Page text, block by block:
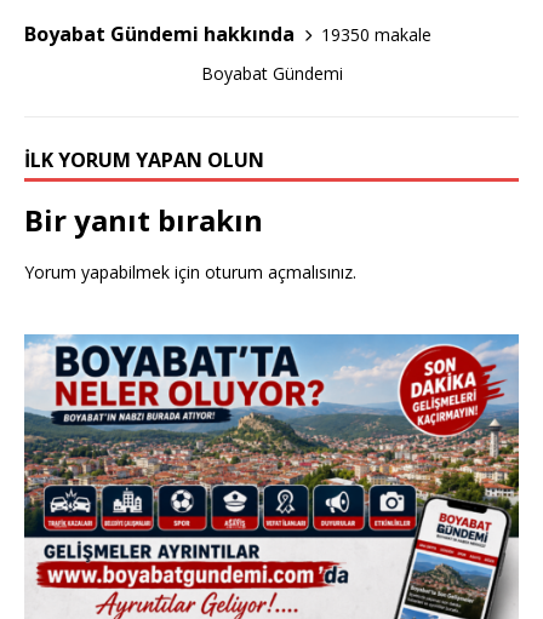
o
Boyabat Gündemi hakkında
19350 makale
Boyabat Gündemi
İLK YORUM YAPAN OLUN
Bir yanıt bırakın
Yorum yapabilmek için oturum açmalısınız.